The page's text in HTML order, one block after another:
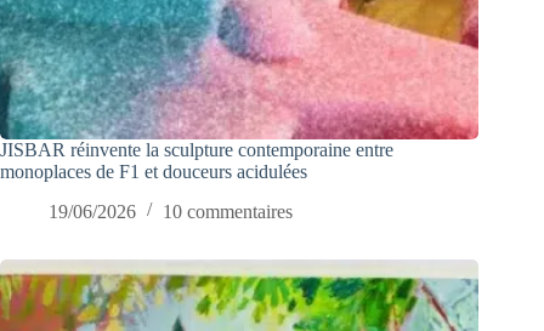
JISBAR réinvente la sculpture contemporaine entre
monoplaces de F1 et douceurs acidulées
19/06/2026
10 commentaires